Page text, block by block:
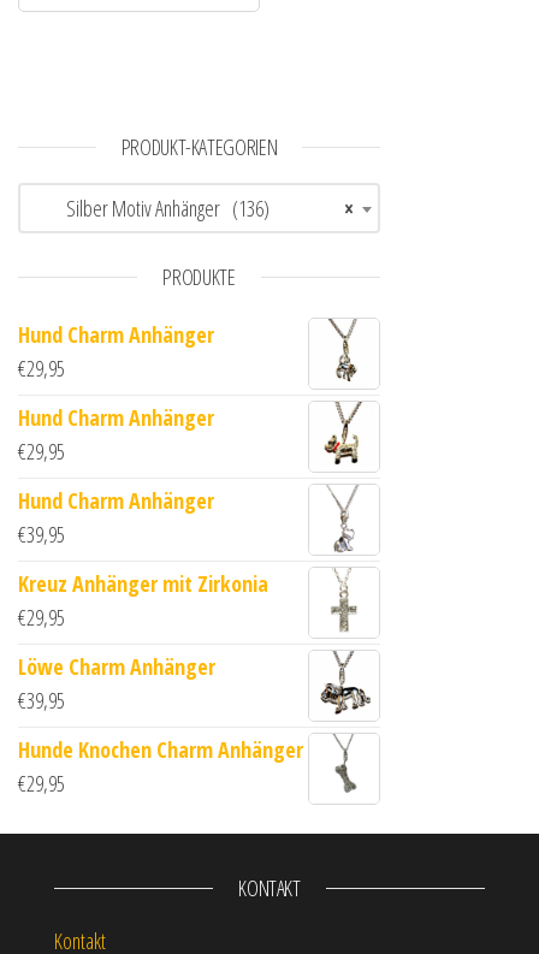
PRODUKT-KATEGORIEN
×
Silber Motiv Anhänger (136)
PRODUKTE
Hund Charm Anhänger
€29,95
Hund Charm Anhänger
€29,95
Hund Charm Anhänger
€39,95
Kreuz Anhänger mit Zirkonia
€29,95
Löwe Charm Anhänger
€39,95
Hunde Knochen Charm Anhänger
€29,95
KONTAKT
Kontakt